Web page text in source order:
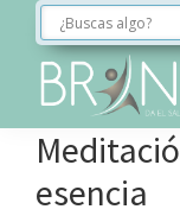
Saltar
navegación
principal
Saltar
contenido
Saltar
página
BRINCO
FORMACIÓN
esencia